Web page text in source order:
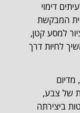
דימוי
המבקשת
למסע קטן,
לחיות דרך
של צבע,
ביצירתה